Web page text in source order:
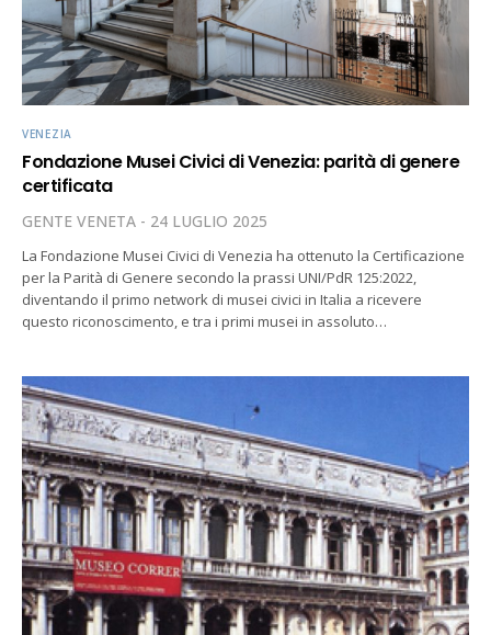
VENEZIA
Fondazione Musei Civici di Venezia: parità di genere
certificata
GENTE VENETA 24 LUGLIO 2025
La Fondazione Musei Civici di Venezia ha ottenuto la Certificazione
per la Parità di Genere secondo la prassi UNI/PdR 125:2022,
diventando il primo network di musei civici in Italia a ricevere
questo riconoscimento, e tra i primi musei in assoluto…